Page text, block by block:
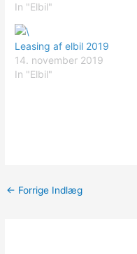
er ferien forbi, og vi
vender tilbage til byerne.
Her er der ikke samme
stilhed, fordi biler,…
In "Elbil"
Leasing af elbil 2019
14. november 2019
In "Elbil"
← Forrige Indlæg